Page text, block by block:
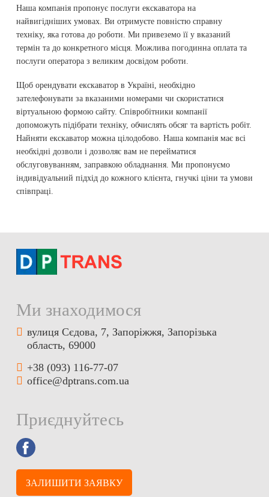
Наша компанія пропонує послуги екскаватора на
найвигідніших умовах. Ви отримуєте повністю справну
техніку, яка готова до роботи. Ми привеземо її у вказаний
термін та до конкретного місця. Можлива погодинна оплата та
послуги оператора з великим досвідом роботи.
Щоб орендувати екскаватор в Україні, необхідно
зателефонувати за вказаними номерами чи скористатися
віртуальною формою сайту. Співробітники компанії
допоможуть підібрати техніку, обчислять обсяг та вартість робіт.
Найняти екскаватор можна цілодобово. Наша компанія має всі
необхідні дозволи і дозволяє вам не перейматися
обслуговуванням, заправкою обладнання. Ми пропонуємо
індивідуальний підхід до кожного клієнта, гнучкі ціни та умови
співпраці.
Ми знаходимося
вулиця Сєдова, 7, Запоріжжя, Запорізька
область, 69000
+38 (093) 116-77-07
office@dptrans.com.ua
Приєднуйтесь
ЗАЛИШИТИ ЗАЯВКУ